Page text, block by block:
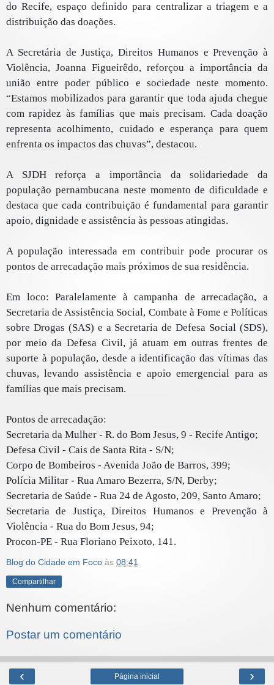
do Recife, espaço definido para centralizar a triagem e a
distribuição das doações.
A Secretária de Justiça, Direitos Humanos e Prevenção à
Violência, Joanna Figueirêdo, reforçou a importância da
união entre poder público e sociedade neste momento.
“Estamos mobilizados para garantir que toda ajuda chegue
com rapidez às famílias que mais precisam. Cada doação
representa acolhimento, cuidado e esperança para quem
enfrenta os impactos das chuvas”, destacou.
A SJDH reforça a importância da solidariedade da
população pernambucana neste momento de dificuldade e
destaca que cada contribuição é fundamental para garantir
apoio, dignidade e assistência às pessoas atingidas.
A população interessada em contribuir pode procurar os
pontos de arrecadação mais próximos de sua residência.
Em loco: Paralelamente à campanha de arrecadação, a
Secretaria de Assistência Social, Combate à Fome e Políticas
sobre Drogas (SAS) e a Secretaria de Defesa Social (SDS),
por meio da Defesa Civil, já atuam em outras frentes de
suporte à população, desde a identificação das vítimas das
chuvas, levando assistência e apoio emergencial para as
famílias que mais precisam.
Pontos de arrecadação:
Secretaria da Mulher - R. do Bom Jesus, 9 - Recife Antigo;
Defesa Civil - Cais de Santa Rita - S/N;
Corpo de Bombeiros - Avenida João de Barros, 399;
Polícia Militar - Rua Amaro Bezerra, S/N, Derby;
Secretaria de Saúde - Rua 24 de Agosto, 209, Santo Amaro;
Secretaria de Justiça, Direitos Humanos e Prevenção à
Violência - Rua do Bom Jesus, 94;
Procon-PE - Rua Floriano Peixoto, 141.
Blog do Cidade em Foco às 08:41
Compartilhar
Nenhum comentário:
Postar um comentário
‹ ›
Página inicial